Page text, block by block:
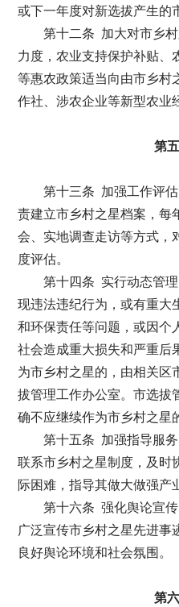
或下一年度对新选拔产生的
第十二条 加大对市乡
力度，农业支持保护补贴、
等惠农政策适当向由市乡村
作社、涉农企业等新型农业
第
第十三条 加强工作评
责建立市乡村之星档案，每
会、实地调查走访等方式，
度评估。
第十四条 实行动态管
现违法违纪行为，或有重大
和环保责任等问题，或因个
社会造成重大损失和严重后
为市乡村之星的，由相关区
拔管理工作办公室。市选拔
确不应继续作为市乡村之星
第十五条 加强指导服
联系市乡村之星制度，及时
际困难，指导其做大做强产
第十六条 强化舆论宣
广泛宣传市乡村之星先进事
良好舆论环境和社会氛围。
第